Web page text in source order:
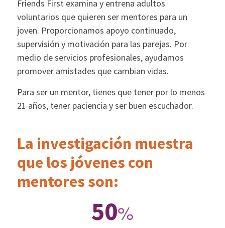
Friends First examina y entrena adultos
voluntarios que quieren ser mentores para un
joven. Proporcionamos apoyo continuado,
supervisión y motivación para las parejas. Por
medio de servicios profesionales, ayudamos
promover amistades que cambian vidas.
Para ser un mentor, tienes que tener por lo menos
21 años, tener paciencia y ser buen escuchador.
La investigación muestra
que los jóvenes con
mentores son:
50%